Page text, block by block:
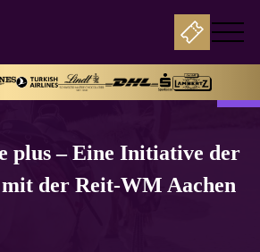
plus – Eine Initiative der
der Reit-WM Aachen